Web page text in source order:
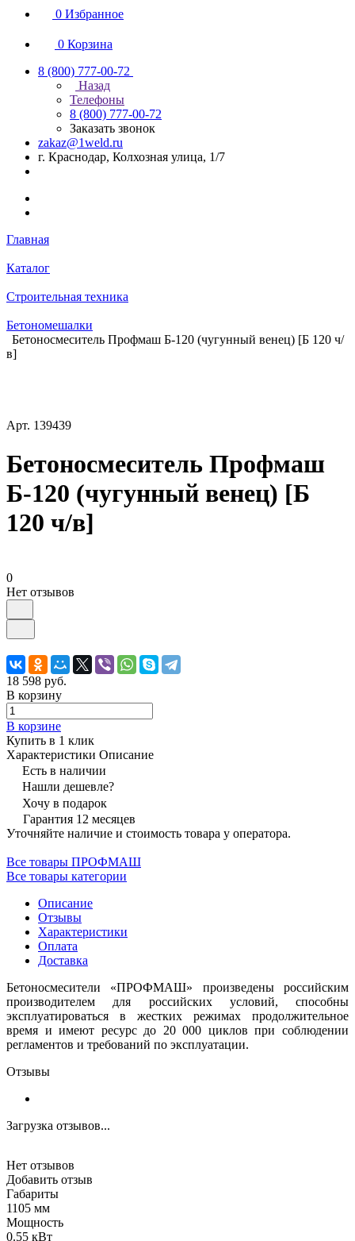
0 Избранное
0 Корзина
8 (800) 777-00-72
Назад
Телефоны
8 (800) 777-00-72
Заказать звонок
zakaz@1weld.ru
г. Краснодар, Колхозная улица, 1/7
Главная
Каталог
Строительная техника
Бетономешалки
Бетоносмеситель Профмаш Б-120 (чугунный венец) [Б 120 ч/
в]
Арт. 139439
Бетоносмеситель Профмаш
Б-120 (чугунный венец) [Б
120 ч/в]
0
Нет отзывов
18 598 руб.
В корзину
В корзине
Купить в 1 клик
Характеристики Описание
Есть в наличии
Нашли дешевле?
Хочу в подарок
Гарантия 12 месяцев
Уточняйте наличие и стоимость товара у оператора.
Все товары ПРОФМАШ
Все товары категории
Описание
Отзывы
Характеристики
Оплата
Доставка
Бетоносмесители «ПРОФМАШ» произведены российским
производителем для российских условий, способны
эксплуатироваться в жестких режимах продолжительное
время и имеют ресурс до 20 000 циклов при соблюдении
регламентов и требований по эксплуатации.
Отзывы
Загрузка отзывов...
Нет отзывов
Добавить отзыв
Габариты
1105 мм
Мощность
0.55 кВт